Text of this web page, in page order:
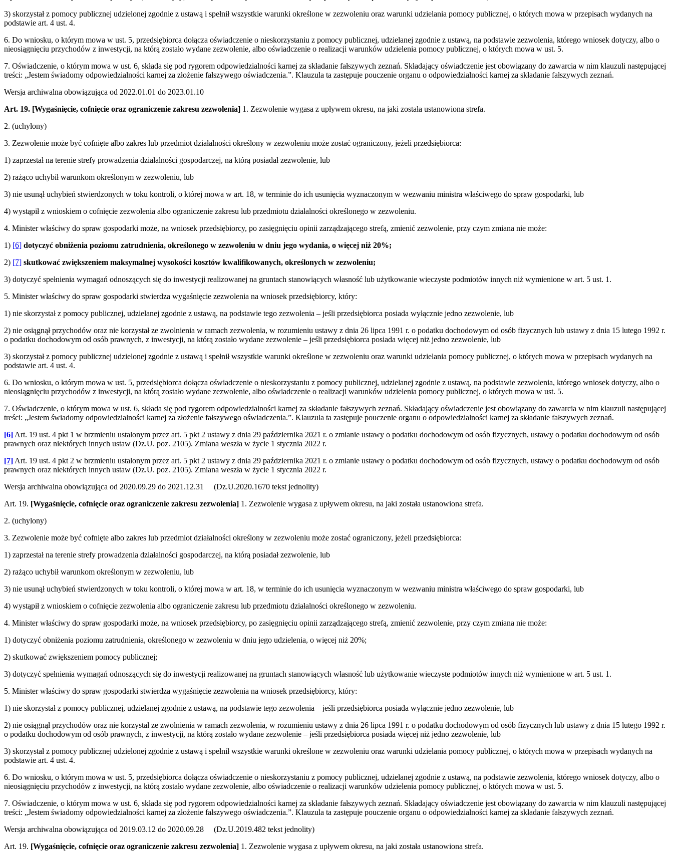
3) skorzystał z pomocy publicznej udzielonej zgodnie z ustawą i spełnił wszystkie warunki określone w zezwoleniu oraz warunki udzielania pomocy publicznej, o których mowa w przepisach wydanych na
podstawie art. 4 ust. 4.
6. Do wniosku, o którym mowa w ust. 5, przedsiębiorca dołącza oświadczenie o nieskorzystaniu z pomocy publicznej, udzielanej zgodnie z ustawą, na podstawie zezwolenia, którego wniosek dotyczy, albo o
nieosiągnięciu przychodów z inwestycji, na którą zostało wydane zezwolenie, albo oświadczenie o realizacji warunków udzielenia pomocy publicznej, o których mowa w ust. 5.
7. Oświadczenie, o którym mowa w ust. 6, składa się pod rygorem odpowiedzialności karnej za składanie fałszywych zeznań. Składający oświadczenie jest obowiązany do zawarcia w nim klauzuli następującej
treści: „Jestem świadomy odpowiedzialności karnej za złożenie fałszywego oświadczenia.”. Klauzula ta zastępuje pouczenie organu o odpowiedzialności karnej za składanie fałszywych zeznań.
Wersja archiwalna obowiązująca od 2022.01.01 do 2023.01.10
Art. 19. [Wygaśnięcie, cofnięcie oraz ograniczenie zakresu zezwolenia] 1. Zezwolenie wygasa z upływem okresu, na jaki została ustanowiona strefa.
2. (uchylony)
3. Zezwolenie może być cofnięte albo zakres lub przedmiot działalności określony w zezwoleniu może zostać ograniczony, jeżeli przedsiębiorca:
1) zaprzestał na terenie strefy prowadzenia działalności gospodarczej, na którą posiadał zezwolenie, lub
2) rażąco uchybił warunkom określonym w zezwoleniu, lub
3) nie usunął uchybień stwierdzonych w toku kontroli, o której mowa w art. 18, w terminie do ich usunięcia wyznaczonym w wezwaniu ministra właściwego do spraw gospodarki, lub
4) wystąpił z wnioskiem o cofnięcie zezwolenia albo ograniczenie zakresu lub przedmiotu działalności określonego w zezwoleniu.
4. Minister właściwy do spraw gospodarki może, na wniosek przedsiębiorcy, po zasięgnięciu opinii zarządzającego strefą, zmienić zezwolenie, przy czym zmiana nie może:
1) [6] dotyczyć obniżenia poziomu zatrudnienia, określonego w zezwoleniu w dniu jego wydania, o więcej niż 20%;
2) [7] skutkować zwiększeniem maksymalnej wysokości kosztów kwalifikowanych, określonych w zezwoleniu;
3) dotyczyć spełnienia wymagań odnoszących się do inwestycji realizowanej na gruntach stanowiących własność lub użytkowanie wieczyste podmiotów innych niż wymienione w art. 5 ust. 1.
5. Minister właściwy do spraw gospodarki stwierdza wygaśnięcie zezwolenia na wniosek przedsiębiorcy, który:
1) nie skorzystał z pomocy publicznej, udzielanej zgodnie z ustawą, na podstawie tego zezwolenia – jeśli przedsiębiorca posiada wyłącznie jedno zezwolenie, lub
2) nie osiągnął przychodów oraz nie korzystał ze zwolnienia w ramach zezwolenia, w rozumieniu ustawy z dnia 26 lipca 1991 r. o podatku dochodowym od osób fizycznych lub ustawy z dnia 15 lutego 1992 r.
o podatku dochodowym od osób prawnych, z inwestycji, na którą zostało wydane zezwolenie – jeśli przedsiębiorca posiada więcej niż jedno zezwolenie, lub
3) skorzystał z pomocy publicznej udzielonej zgodnie z ustawą i spełnił wszystkie warunki określone w zezwoleniu oraz warunki udzielania pomocy publicznej, o których mowa w przepisach wydanych na
podstawie art. 4 ust. 4.
6. Do wniosku, o którym mowa w ust. 5, przedsiębiorca dołącza oświadczenie o nieskorzystaniu z pomocy publicznej, udzielanej zgodnie z ustawą, na podstawie zezwolenia, którego wniosek dotyczy, albo o
nieosiągnięciu przychodów z inwestycji, na którą zostało wydane zezwolenie, albo oświadczenie o realizacji warunków udzielenia pomocy publicznej, o których mowa w ust. 5.
7. Oświadczenie, o którym mowa w ust. 6, składa się pod rygorem odpowiedzialności karnej za składanie fałszywych zeznań. Składający oświadczenie jest obowiązany do zawarcia w nim klauzuli następującej
treści: „Jestem świadomy odpowiedzialności karnej za złożenie fałszywego oświadczenia.”. Klauzula ta zastępuje pouczenie organu o odpowiedzialności karnej za składanie fałszywych zeznań.
[6] Art. 19 ust. 4 pkt 1 w brzmieniu ustalonym przez art. 5 pkt 2 ustawy z dnia 29 października 2021 r. o zmianie ustawy o podatku dochodowym od osób fizycznych, ustawy o podatku dochodowym od osób
prawnych oraz niektórych innych ustaw (Dz.U. poz. 2105). Zmiana weszła w życie 1 stycznia 2022 r.
[7] Art. 19 ust. 4 pkt 2 w brzmieniu ustalonym przez art. 5 pkt 2 ustawy z dnia 29 października 2021 r. o zmianie ustawy o podatku dochodowym od osób fizycznych, ustawy o podatku dochodowym od osób
prawnych oraz niektórych innych ustaw (Dz.U. poz. 2105). Zmiana weszła w życie 1 stycznia 2022 r.
Wersja archiwalna obowiązująca od 2020.09.29 do 2021.12.31 (Dz.U.2020.1670 tekst jednolity)
Art. 19. [Wygaśnięcie, cofnięcie oraz ograniczenie zakresu zezwolenia] 1. Zezwolenie wygasa z upływem okresu, na jaki została ustanowiona strefa.
2. (uchylony)
3. Zezwolenie może być cofnięte albo zakres lub przedmiot działalności określony w zezwoleniu może zostać ograniczony, jeżeli przedsiębiorca:
1) zaprzestał na terenie strefy prowadzenia działalności gospodarczej, na którą posiadał zezwolenie, lub
2) rażąco uchybił warunkom określonym w zezwoleniu, lub
3) nie usunął uchybień stwierdzonych w toku kontroli, o której mowa w art. 18, w terminie do ich usunięcia wyznaczonym w wezwaniu ministra właściwego do spraw gospodarki, lub
4) wystąpił z wnioskiem o cofnięcie zezwolenia albo ograniczenie zakresu lub przedmiotu działalności określonego w zezwoleniu.
4. Minister właściwy do spraw gospodarki może, na wniosek przedsiębiorcy, po zasięgnięciu opinii zarządzającego strefą, zmienić zezwolenie, przy czym zmiana nie może:
1) dotyczyć obniżenia poziomu zatrudnienia, określonego w zezwoleniu w dniu jego udzielenia, o więcej niż 20%;
2) skutkować zwiększeniem pomocy publicznej;
3) dotyczyć spełnienia wymagań odnoszących się do inwestycji realizowanej na gruntach stanowiących własność lub użytkowanie wieczyste podmiotów innych niż wymienione w art. 5 ust. 1.
5. Minister właściwy do spraw gospodarki stwierdza wygaśnięcie zezwolenia na wniosek przedsiębiorcy, który:
1) nie skorzystał z pomocy publicznej, udzielanej zgodnie z ustawą, na podstawie tego zezwolenia – jeśli przedsiębiorca posiada wyłącznie jedno zezwolenie, lub
2) nie osiągnął przychodów oraz nie korzystał ze zwolnienia w ramach zezwolenia, w rozumieniu ustawy z dnia 26 lipca 1991 r. o podatku dochodowym od osób fizycznych lub ustawy z dnia 15 lutego 1992 r.
o podatku dochodowym od osób prawnych, z inwestycji, na którą zostało wydane zezwolenie – jeśli przedsiębiorca posiada więcej niż jedno zezwolenie, lub
3) skorzystał z pomocy publicznej udzielonej zgodnie z ustawą i spełnił wszystkie warunki określone w zezwoleniu oraz warunki udzielania pomocy publicznej, o których mowa w przepisach wydanych na
podstawie art. 4 ust. 4.
6. Do wniosku, o którym mowa w ust. 5, przedsiębiorca dołącza oświadczenie o nieskorzystaniu z pomocy publicznej, udzielanej zgodnie z ustawą, na podstawie zezwolenia, którego wniosek dotyczy, albo o
nieosiągnięciu przychodów z inwestycji, na którą zostało wydane zezwolenie, albo oświadczenie o realizacji warunków udzielenia pomocy publicznej, o których mowa w ust. 5.
7. Oświadczenie, o którym mowa w ust. 6, składa się pod rygorem odpowiedzialności karnej za składanie fałszywych zeznań. Składający oświadczenie jest obowiązany do zawarcia w nim klauzuli następującej
treści: „Jestem świadomy odpowiedzialności karnej za złożenie fałszywego oświadczenia.”. Klauzula ta zastępuje pouczenie organu o odpowiedzialności karnej za składanie fałszywych zeznań.
Wersja archiwalna obowiązująca od 2019.03.12 do 2020.09.28 (Dz.U.2019.482 tekst jednolity)
Art. 19. [Wygaśnięcie, cofnięcie oraz ograniczenie zakresu zezwolenia] 1. Zezwolenie wygasa z upływem okresu, na jaki została ustanowiona strefa.